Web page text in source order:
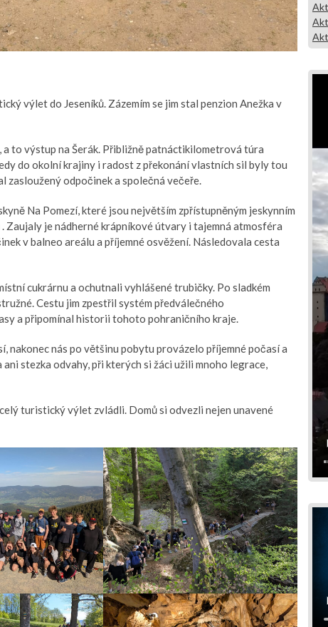
výlet do Jeseníků. Zázemím se jim stal penzion Anežka v
to výstup na Šerák. Přibližně patnáctikilometrová túra
do okolní krajiny i radost z překonání vlastních sil byly tou
zasloužený odpočinek a společná večeře.
Na Pomezí, které jsou největším zpřístupněným jeskynním
Zaujaly je nádherné krápníkové útvary i tajemná atmosféra
v balneo areálu a příjemné osvěžení. Následovala cesta
cukrárnu a ochutnali vyhlášené trubičky. Po sladkém
Cestu jim zpestřil systém předválečného
a připomínal historii tohoto pohraničního kraje.
nakonec nás po většinu pobytu provázelo příjemné počasí a
stezka odvahy, při kterých si žáci užili mnoho legrace,
turistický výlet zvládli. Domů si odvezli nejen unavené